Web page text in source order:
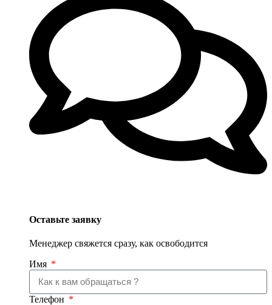
Оставьте заявку
Менеджер свяжется сразу, как освободится
Имя
Телефон